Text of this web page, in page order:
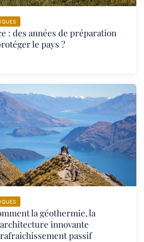
: des années de préparation
le pays ?
la géothermie, la
innovante
passif